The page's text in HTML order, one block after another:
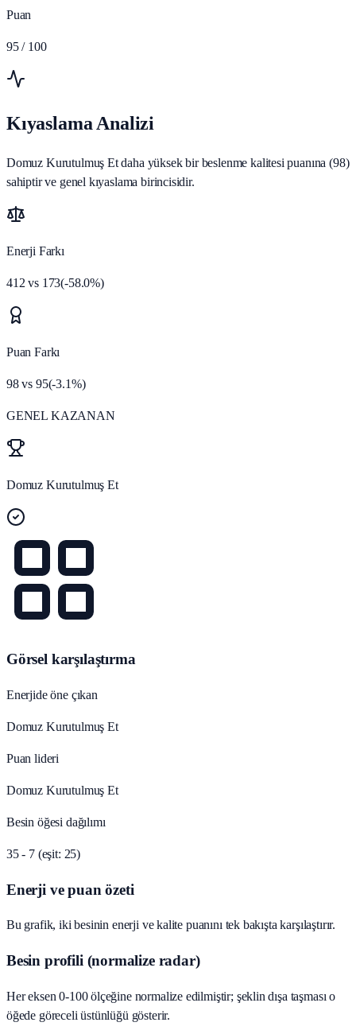
Puan
95 / 100
Kıyaslama Analizi
Domuz Kurutulmuş Et daha yüksek bir beslenme kalitesi puanına (98)
sahiptir ve genel kıyaslama birincisidir.
Enerji Farkı
412 vs 173(-58.0%)
Puan Farkı
98vs 95(-3.1%)
GENEL KAZANAN
Domuz Kurutulmuş Et
Görsel karşılaştırma
Enerjide öne çıkan
Domuz Kurutulmuş Et
Puan lideri
Domuz Kurutulmuş Et
Besin öğesi dağılımı
35 - 7 (eşit: 25)
Enerji ve puan özeti
Bu grafik, iki besinin enerji ve kalite puanını tek bakışta karşılaştırır.
Besin profili (normalize radar)
Her eksen 0-100 ölçeğine normalize edilmiştir; şeklin dışa taşması o
öğede göreceli üstünlüğü gösterir.